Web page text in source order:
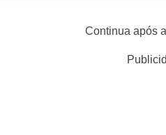
Continua após